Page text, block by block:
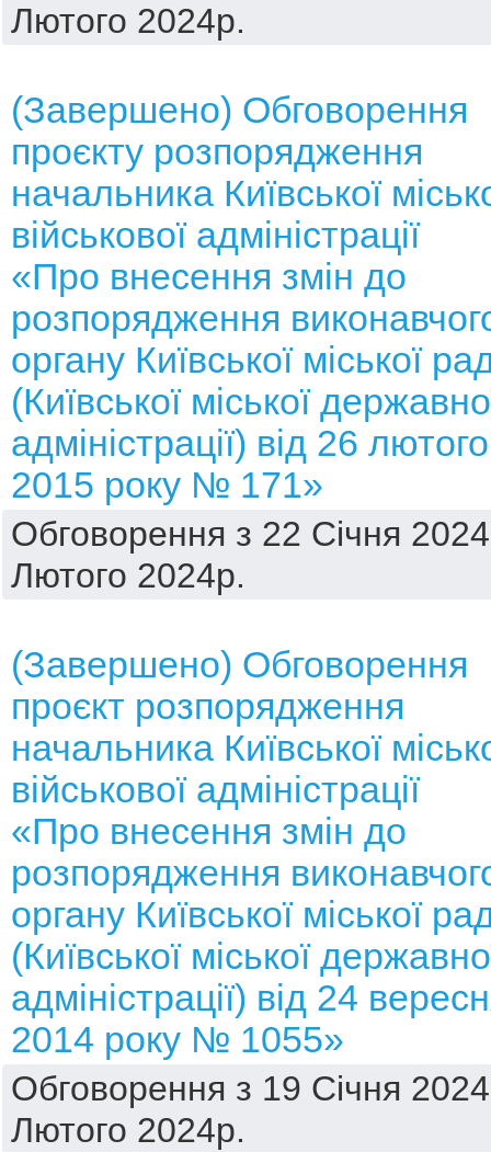
Лютого 2024р.
(Завершено) Обговорення
проєкту розпорядження
начальника Київської
військової адміністрації
«Про внесення змін до
розпорядження
органу Київської міської
(Київської міської
адміністрації) від 26 лютого
2015 року № 171»
Обговорення з 22 Січня
Лютого 2024р.
(Завершено) Обговорення
проєкт розпорядження
начальника Київської
військової адміністрації
«Про внесення змін до
розпорядження
органу Київської міської
(Київської міської
адміністрації) від 24
2014 року № 1055»
Обговорення з 19 Січня
Лютого 2024р.